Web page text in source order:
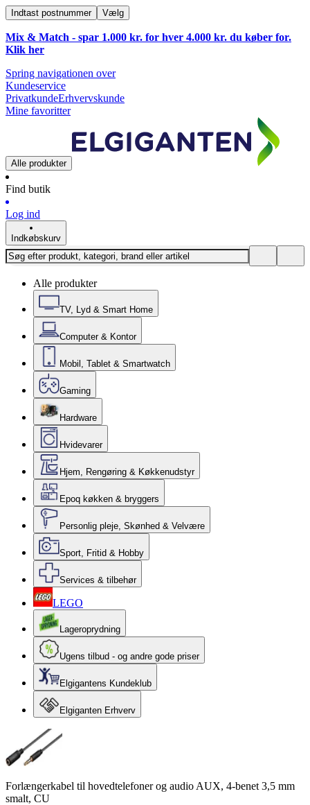
Indtast postnummer Vælg
Mix & Match - spar 1.000 kr. for hver 4.000 kr. du køber for.
Klik her
Spring navigationen over
Kundeservice
PrivatkundeErhvervskunde
Mine favoritter
Alle produkter
Find butik
Log ind
Indkøbskurv
Alle produkter
TV, Lyd & Smart Home
Computer & Kontor
Mobil, Tablet & Smartwatch
Gaming
Hardware
Hvidevarer
Hjem, Rengøring & Køkkenudstyr
Epoq køkken & bryggers
Personlig pleje, Skønhed & Velvære
Sport, Fritid & Hobby
Services & tilbehør
LEGO
Lageroprydning
Ugens tilbud - og andre gode priser
Elgigantens Kundeklub
Elgiganten Erhverv
Forlængerkabel til hovedtelefoner og audio AUX, 4-benet 3,5 mm
smalt, CU